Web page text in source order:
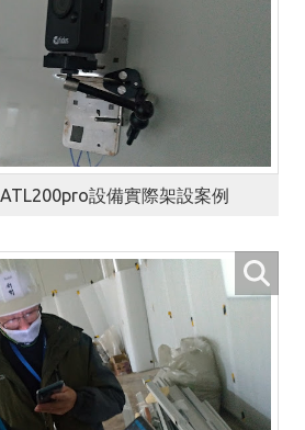
設備實際架設案例